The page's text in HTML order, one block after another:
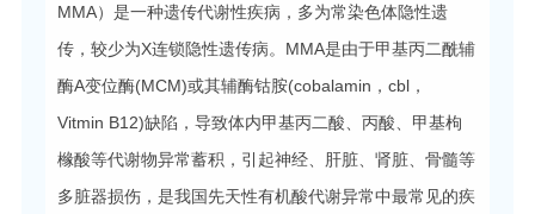
MMA）是一种遗传代谢性疾病，多为常染色体隐性遗
传，较少为X连锁隐性遗传病。MMA是由于甲基丙二酰辅
酶A变位酶(MCM)或其辅酶钴胺(cobalamin，cbl，
Vitmin B12)缺陷，导致体内甲基丙二酸、丙酸、甲基枸
橼酸等代谢物异常蓄积，引起神经、肝脏、肾脏、骨髓等
多脏器损伤，是我国先天性有机酸代谢异常中最常见的疾